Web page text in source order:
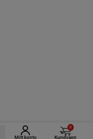
Mitt konto
0
Kundvagn